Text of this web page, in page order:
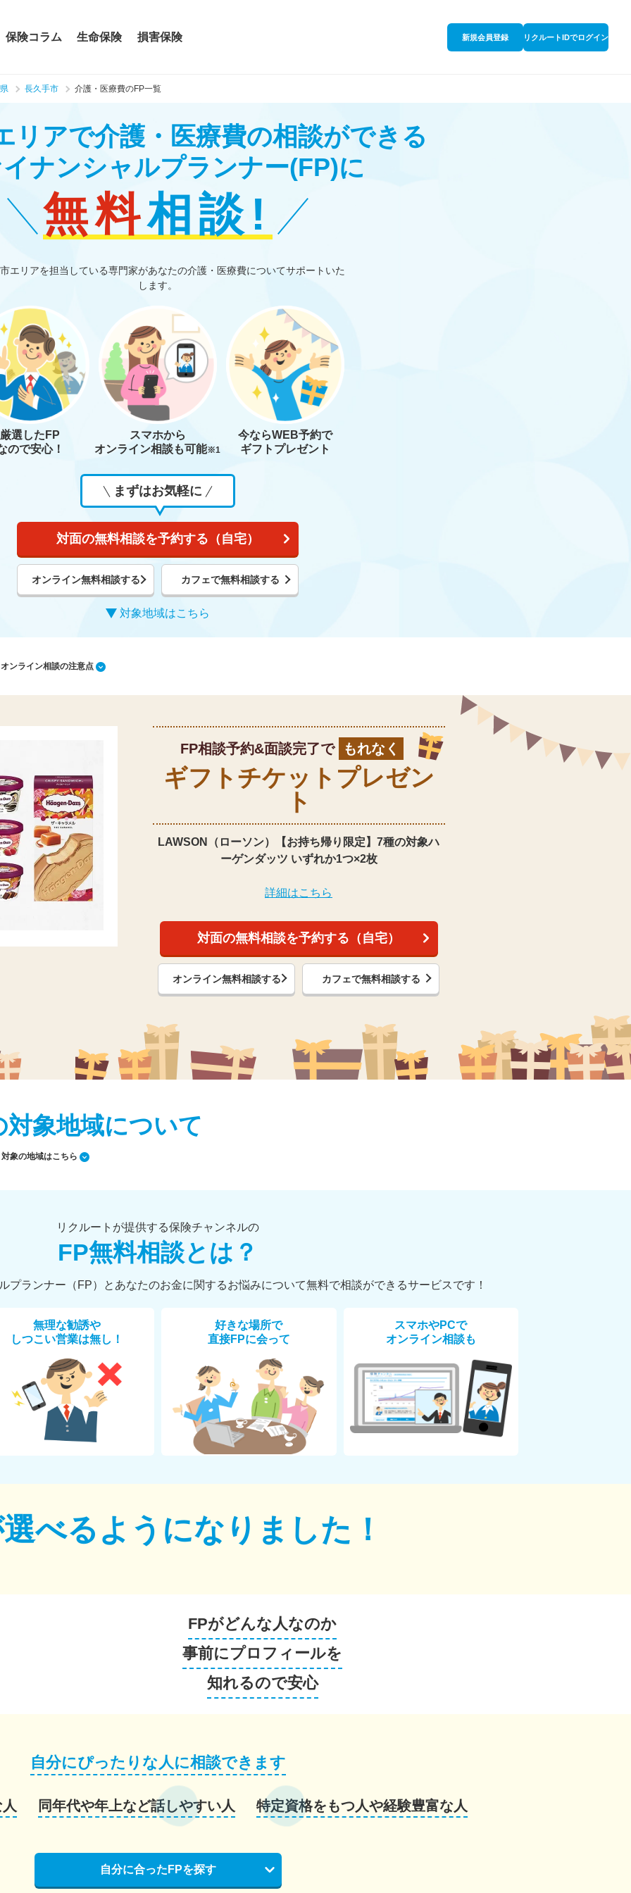
保険コラム 生命保険 損害保険 新規会員登録 リクルートIDでログイン
長久手市 介護・医療費のFP一覧
リアで介護・医療費の相談ができる
ナンシャルプランナー(FP)に
無料相談!
エリアを担当している専門家があなたの介護・医療費についてサポートいた
します。
厳選したFP
ので安心！
スマホから
オンライン相談も可能※1
今ならWEB予約で
ギフトプレゼント
まずはお気軽に
対面の無料相談を予約する（自宅）
オンライン無料相談する カフェで無料相談する
対象地域はこちら
ンライン相談の注意点
FP相談予約&面談完了で もれなく
ギフトチケット プレゼン
ト
LAWSON（ローソン）【お持ち帰り限定】 7種の対象ハ
ーゲンダッツ いずれか1つ×2枚
詳細はこちら
対面の無料相談を予約する（自宅）
オンライン無料相談する カフェで無料相談する
対象地域について
対象の地域はこちら
リクルートが提供する保険チャンネルの
FP無料相談とは？
プランナー（FP）とあなたのお金に関するお悩みについて無料で相談ができるサービスです！
無理な勧誘や
しつこい営業は無し！
好きな場所で
直接FPに会って
スマホやPCで
オンライン相談も
べるようになりました！
FPがどんな人なのか
事前にプロフィールを
知れるので安心
自分にぴったりな人に相談できます
同年代や年上など話しやすい人 特定資格をもつ人や経験豊富な人
自分に合ったFPを探す